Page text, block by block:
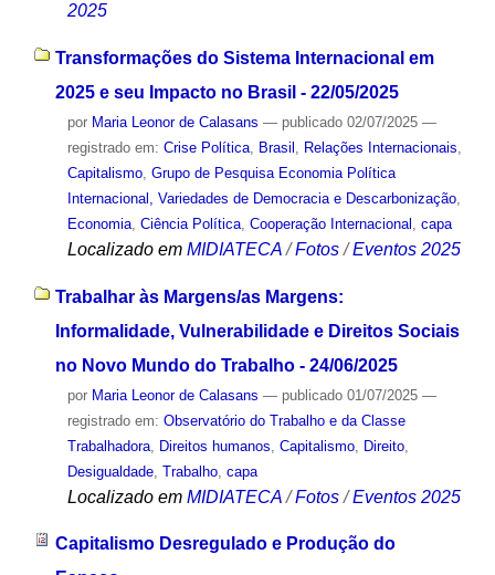
2025
Transformações do Sistema Internacional em
2025 e seu Impacto no Brasil - 22/05/2025
por Maria Leonor de Calasans — publicado02/07/2025 —
registrado em: Crise Política, Brasil , Relações Internacionais,
Capitalismo, Grupo de Pesquisa Economia Política
Internacional, Variedades de Democracia e Descarbonização,
Economia, Ciência Política, Cooperação Internacional , capa
Localizado em MIDIATECA /Fotos /Eventos 2025
Trabalhar às Margens/as Margens:
Informalidade, Vulnerabilidade e Direitos Sociais
no Novo Mundo do Trabalho - 24/06/2025
por Maria Leonor de Calasans — publicado01/07/2025 —
registrado em: Observatório do Trabalho e da Classe
Trabalhadora, Direitos humanos Capitalismo, Direito,
Desigualdade, Trabalho, capa
Localizado em MIDIATECA /Fotos /Eventos 2025
Capitalismo Desregulado e Produção do